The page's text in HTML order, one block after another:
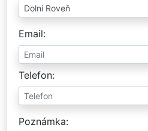
Email
Telefon
Poznámka